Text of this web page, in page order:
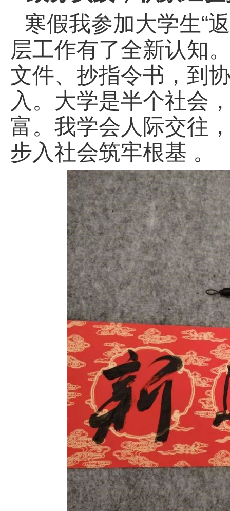
寒假我参加大学生“
层工作有了全新认知
文件、抄指令书，到
入。大学是半个社会
富。我学会人际交往
步入社会筑牢根基 。